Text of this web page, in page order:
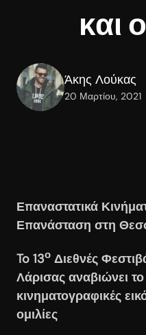
και
Άκης Λούκας
20 Μαρτίου, 2021
Επαναστατικά
Επανάσταση στη
To 13ο Διεθνές
Λάρισας αναβιώνει
κινηματογραφικές
ομιλίες